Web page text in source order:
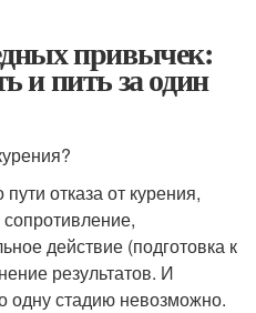
привычек:
и пить за один
отказа от курения,
действие (подготовка к
результатов. И
одну стадию невозможно.